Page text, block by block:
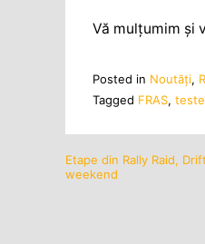
Vă mulțumim și
Posted in Noutăţi,
Tagged FRAS, teste
Navigare
Etape din Rally Raid,
weekend